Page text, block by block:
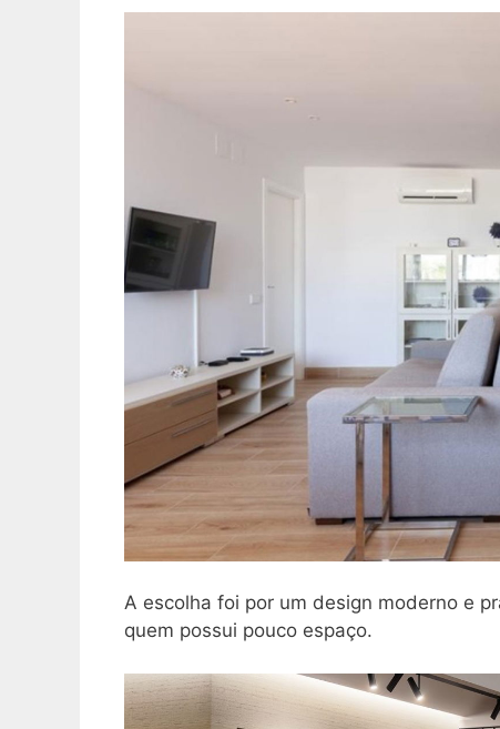
A escolha foi por um design moderno e
quem possui pouco espaço.